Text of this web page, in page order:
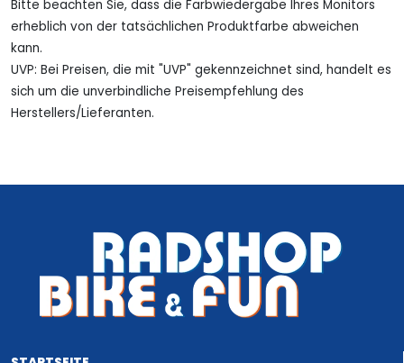
Bitte beachten Sie, dass die Farbwiedergabe Ihres Monitors
erheblich von der tatsächlichen Produktfarbe abweichen
kann.
UVP: Bei Preisen, die mit "UVP" gekennzeichnet sind, handelt es
sich um die unverbindliche Preisempfehlung des
Herstellers/Lieferanten.